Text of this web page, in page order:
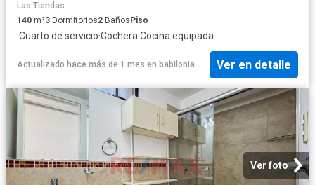
Las Tiendas
140 m²3 Dormitorios2 Baños Piso
·Cuarto de servicio·Cochera·Cocina equipada
Actualizado hace más de 1 mes en babilonia Ver en detalle
Ver foto